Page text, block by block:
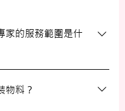
家的服務範圍是什
的服務覆蓋港九及新界，無
務還是商務搬遷，我們都能
物料？